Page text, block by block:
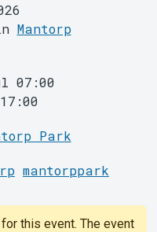
Mantorp
07:00
Park
mantorppark
this event. The event